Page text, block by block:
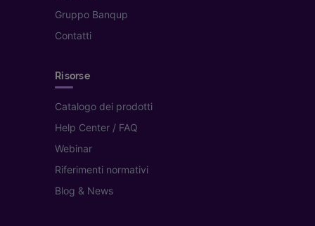
Gruppo Banqup
Contatti
Risorse
Catalogo dei prodotti
Help Center / FAQ
Webinar
Riferimenti normativi
Blog & News